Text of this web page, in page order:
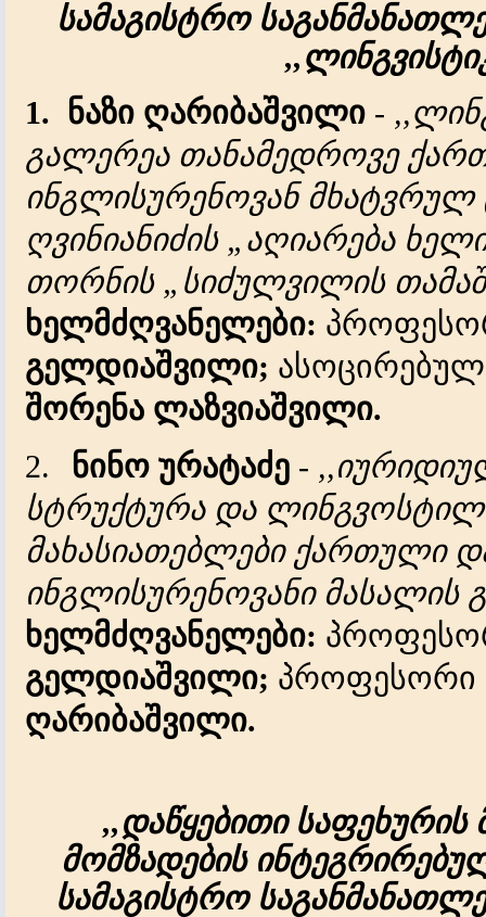
სამაგისტრო
,,
1. ნაზი ღარიბაშვილი - ,,
გალერეა თანამედროვე
ინგლისურენოვან მხატვრულ
ღვინიანიძის„ აღიარება
თორნის„ სიძულვილის
ხელმძღვანელები:
გელდიაშვილი;
შორენა ლაზვიაშვილი.
2.
ნინო ურატაძე - ,,
სტრუქტურა და
მახასიათებლები ქართული
ინგლისურენოვანი მასალის
ხელმძღვანელები:
გელდიაშვილი; პროფესორი
ღარიბაშვილი.
,,დაწყებითი საფეხურის
მომზადების
სამაგისტრო